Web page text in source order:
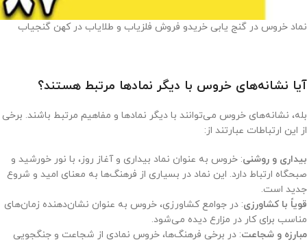
نماد خروس در گنج یابی خریدو فروش فلزیاب و طلایاب در کهن گنجیاب
آیا نشانه‌های خروس با دیگر نمادها مرتبط هستند؟
بله، نشانه‌های خروس می‌توانند با دیگر نمادها و مفاهیم مرتبط باشند. برخی
از این ارتباطات عبارتند از:
بیداری و روشنی: خروس به عنوان نماد بیداری و آغاز روز، با نور خورشید و
صبحگاه ارتباط دارد. این نماد در بسیاری از فرهنگ‌ها به معنای امید و شروع
جدید است.
قویاً با کشاورزی: در جوامع کشاورزی، خروس به عنوان نشان‌دهنده زمان‌های
مناسب برای کار در مزارع دیده می‌شود.
مبارزه و شجاعت: در برخی فرهنگ‌ها، خروس نمادی از شجاعت و جنگجویی